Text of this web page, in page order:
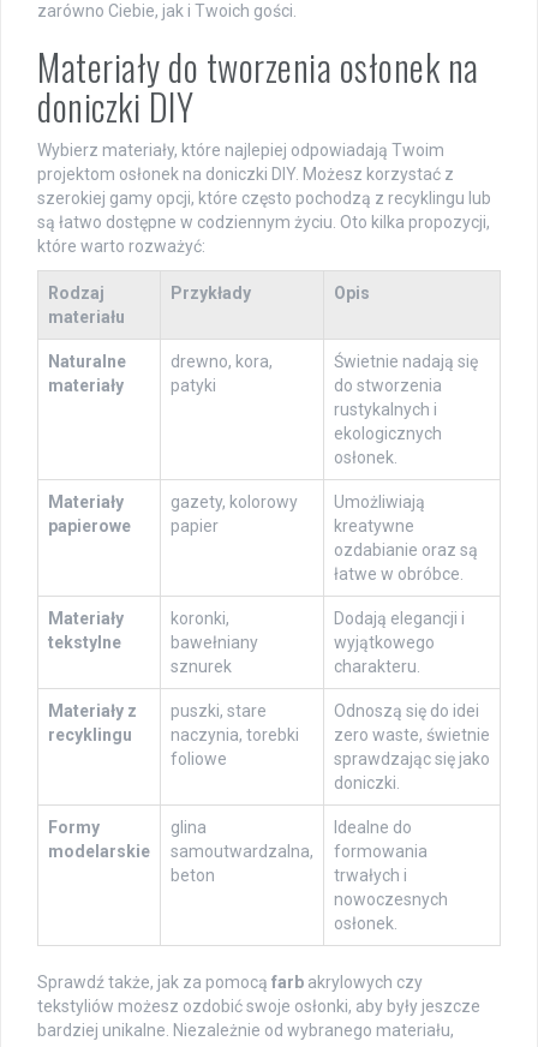
zarówno Ciebie, jak i Twoich gości.
Materiały do tworzenia osłonek na
doniczki DIY
Wybierz materiały, które najlepiej odpowiadają Twoim
projektom osłonek na doniczki DIY. Możesz korzystać z
szerokiej gamy opcji, które często pochodzą z recyklingu lub
są łatwo dostępne w codziennym życiu. Oto kilka propozycji,
które warto rozważyć:
Rodzaj
materiału
Przykłady Opis
Naturalne
materiały
drewno, kora,
patyki
Świetnie nadają się
do stworzenia
rustykalnych i
ekologicznych
osłonek.
Materiały
papierowe
gazety, kolorowy
papier
Umożliwiają
kreatywne
ozdabianie oraz są
łatwe w obróbce.
Materiały
tekstylne
koronki,
bawełniany
sznurek
Dodają elegancji i
wyjątkowego
charakteru.
Materiały z
recyklingu
puszki, stare
naczynia, torebki
foliowe
Odnoszą się do idei
zero waste, świetnie
sprawdzając się jako
doniczki.
Formy
modelarskie
glina
samoutwardzalna,
beton
Idealne do
formowania
trwałych i
nowoczesnych
osłonek.
Sprawdź także, jak za pomocą farb akrylowych czy
tekstyliów możesz ozdobić swoje osłonki, aby były jeszcze
bardziej unikalne. Niezależnie od wybranego materiału,